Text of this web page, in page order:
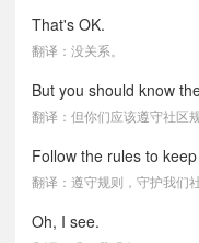
That's OK.
翻译：没关系。
But you should know
翻译：但你们应该遵守社区规
Follow the rules to
翻译：遵守规则，守护我们
Oh, I see.